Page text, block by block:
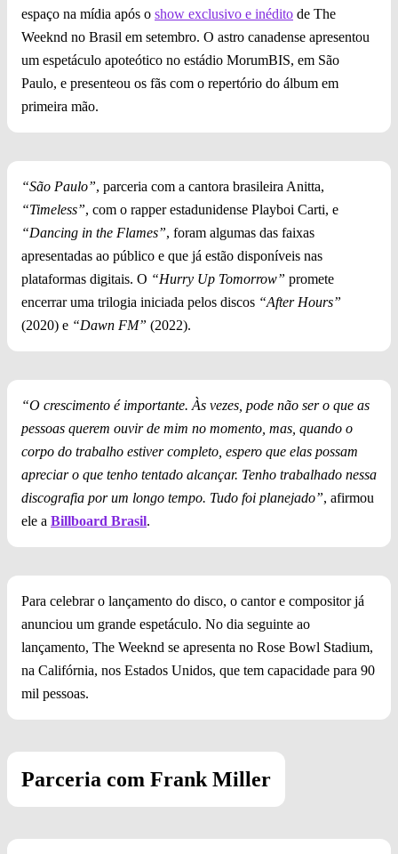
espaço na mídia após o show exclusivo e inédito de The
Weeknd no Brasil em setembro. O astro canadense apresentou
um espetáculo apoteótico no estádio MorumBIS, em São
Paulo, e presenteou os fãs com o repertório do álbum em
primeira mão.
“São Paulo”, parceria com a cantora brasileira Anitta,
“Timeless”, com o rapper estadunidense Playboi Carti, e
“Dancing in the Flames”, foram algumas das faixas
apresentadas ao público e que já estão disponíveis nas
plataformas digitais. O “Hurry Up Tomorrow” promete
encerrar uma trilogia iniciada pelos discos “After Hours”
(2020) e “Dawn FM” (2022).
“O crescimento é importante. Às vezes, pode não ser o que as
pessoas querem ouvir de mim no momento, mas, quando o
corpo do trabalho estiver completo, espero que elas possam
apreciar o que tenho tentado alcançar. Tenho trabalhado nessa
discografia por um longo tempo. Tudo foi planejado”, afirmou
ele a Billboard Brasil.
Para celebrar o lançamento do disco, o cantor e compositor já
anunciou um grande espetáculo. No dia seguinte ao
lançamento, The Weeknd se apresenta no Rose Bowl Stadium,
na Califórnia, nos Estados Unidos, que tem capacidade para 90
mil pessoas.
Parceria com Frank Miller